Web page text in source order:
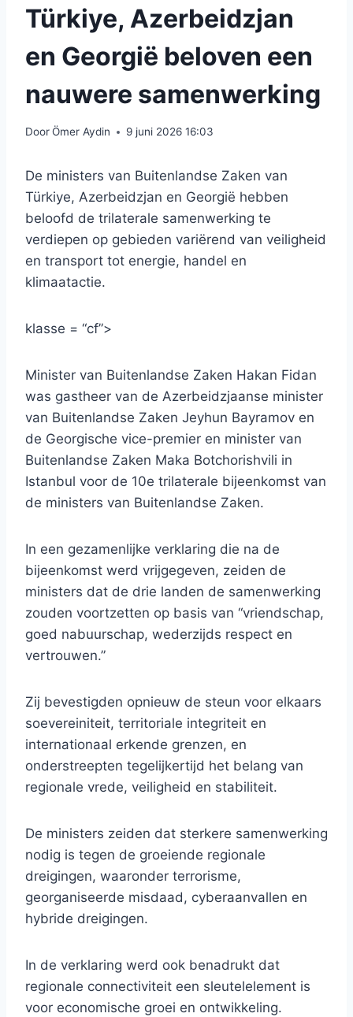
Türkiye, Azerbeidzjan
en Georgië beloven een
nauwere samenwerking
DoorÖmer Aydin 9 juni 2026 16:03
De ministers van Buitenlandse Zaken van
Türkiye, Azerbeidzjan en Georgië hebben
beloofd de trilaterale samenwerking te
verdiepen op gebieden variërend van veiligheid
en transport tot energie, handel en
klimaatactie.
klasse = “cf”>
Minister van Buitenlandse Zaken Hakan Fidan
was gastheer van de Azerbeidzjaanse minister
van Buitenlandse Zaken Jeyhun Bayramov en
de Georgische vice-premier en minister van
Buitenlandse Zaken Maka Botchorishvili in
Istanbul voor de 10e trilaterale bijeenkomst van
de ministers van Buitenlandse Zaken.
In een gezamenlijke verklaring die na de
bijeenkomst werd vrijgegeven, zeiden de
ministers dat de drie landen de samenwerking
zouden voortzetten op basis van “vriendschap,
goed nabuurschap, wederzijds respect en
vertrouwen.”
Zij bevestigden opnieuw de steun voor elkaars
soevereiniteit, territoriale integriteit en
internationaal erkende grenzen, en
onderstreepten tegelijkertijd het belang van
regionale vrede, veiligheid en stabiliteit.
De ministers zeiden dat sterkere samenwerking
nodig is tegen de groeiende regionale
dreigingen, waaronder terrorisme,
georganiseerde misdaad, cyberaanvallen en
hybride dreigingen.
In de verklaring werd ook benadrukt dat
regionale connectiviteit een sleutelelement is
voor economische groei en ontwikkeling.